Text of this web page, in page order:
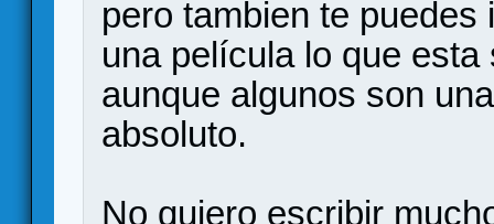
pero tambien te
una película lo que
aunque algunos son
absoluto.
No quiero escribir